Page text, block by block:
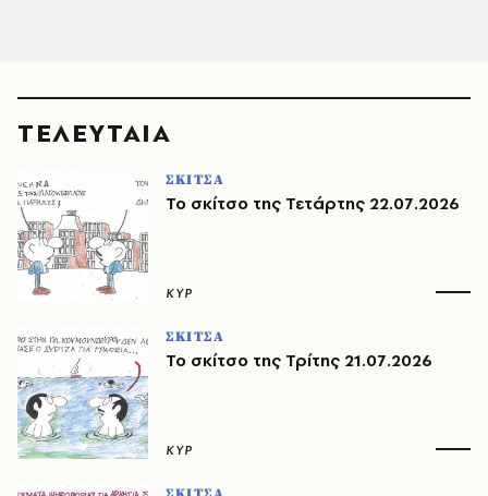
ΤΕΛΕΥΤΑΙΑ
ΣΚΙΤΣΑ
Το σκίτσο της Τετάρτης 22.07.2026
ΚΥΡ
ΣΚΙΤΣΑ
Το σκίτσο της Τρίτης 21.07.2026
ΚΥΡ